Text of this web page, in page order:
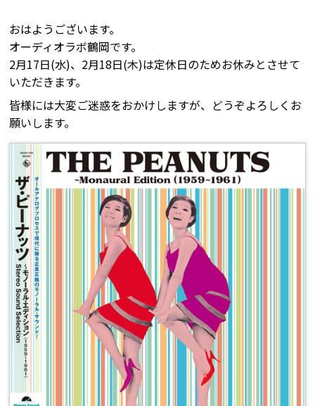
おはようございます。
オーディオラボ鶴岡です。
2月17日(水)、2月18日(木)は定休日のためお休みとさせて
いただきます。
皆様には大変ご迷惑をおかけしますが、どうぞよろしくお
願いします。